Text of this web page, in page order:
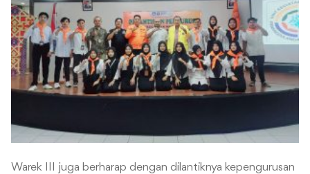
Warek III juga berharap dengan dilantiknya kepengurusan